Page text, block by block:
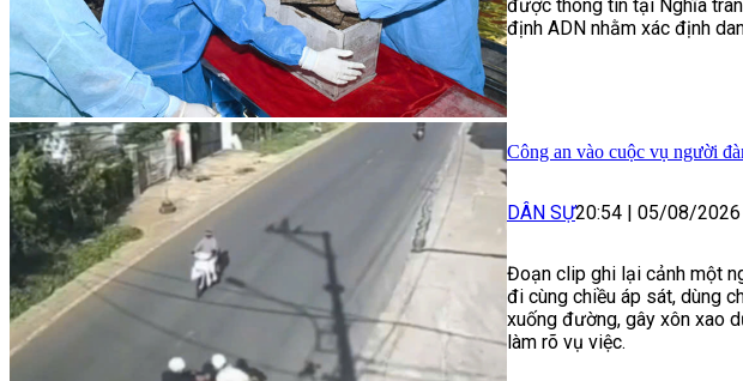
được thông tin tại Nghĩa
định ADN nhằm xác định
Công an vào cuộc vụ người
DÂN SỰ20:54 05/08/2026
Đoạn clip ghi lại cảnh một
đi cùng chiều áp sát, dùng
xuống đường, gây xôn xao
làm rõ vụ việc.